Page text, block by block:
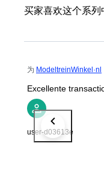
买家喜欢这个系列
为 ModeltreinWinkel·nl
Excellente
user-d03613e